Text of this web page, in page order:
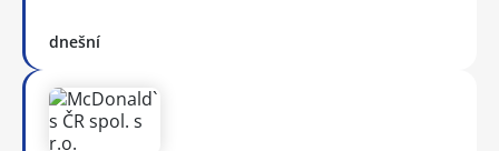
dnešní